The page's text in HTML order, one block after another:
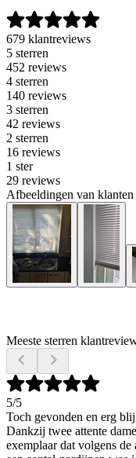
679 klantreviews
5 sterren
452 reviews
4 sterren
140 reviews
3 sterren
42 reviews
2 sterren
16 reviews
1 ster
29 reviews
Afbeeldingen van klanten
Meeste sterren
5/5
Toch gevonden en erg
Dankzij twee attente
exemplaar dat volgens